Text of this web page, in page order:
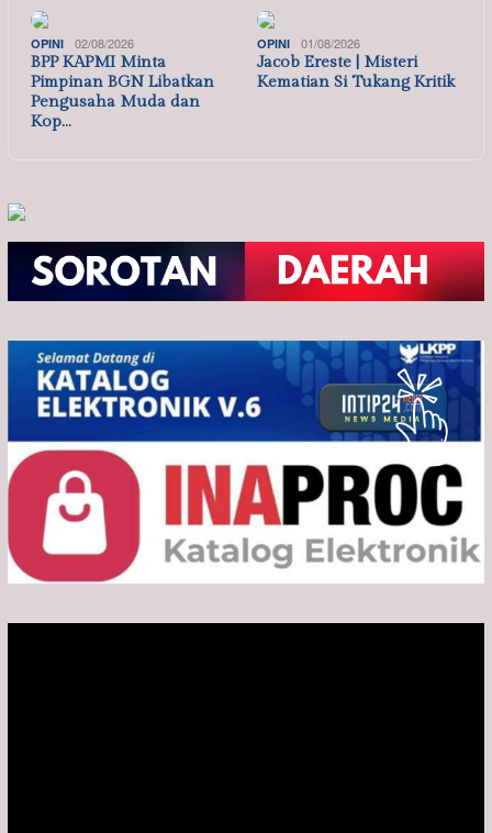
OPINI 02/08/2026
BPP KAPMI Minta
Pimpinan BGN Libatkan
Pengusaha Muda dan
Kop…
OPINI 01/08/2026
Jacob Ereste | Misteri
Kematian Si Tukang Kritik